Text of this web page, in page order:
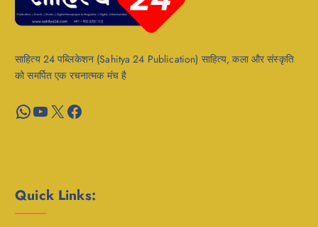
साहित्य 24 पब्लिकेशन (Sahitya 24 Publication) साहित्य, कला और संस्कृति
को समर्पित एक रचनात्मक मंच है
WhatsApp YouTube X Facebook
Quick Links: